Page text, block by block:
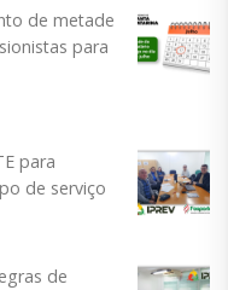
de metade
para
para
de serviço
de